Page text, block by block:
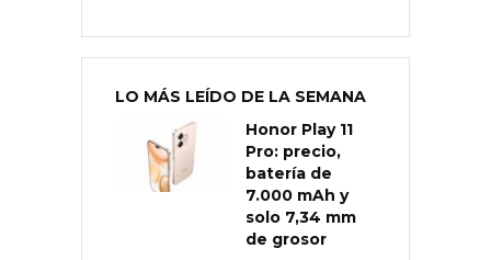
LO MÁS LEÍDO DE LA SEMANA
Honor Play 11
Pro: precio,
batería de
7.000 mAh y
solo 7,34 mm
de grosor